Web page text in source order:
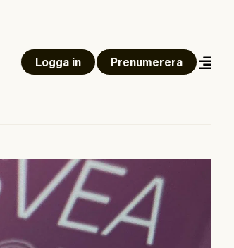
Logga in Prenumerera